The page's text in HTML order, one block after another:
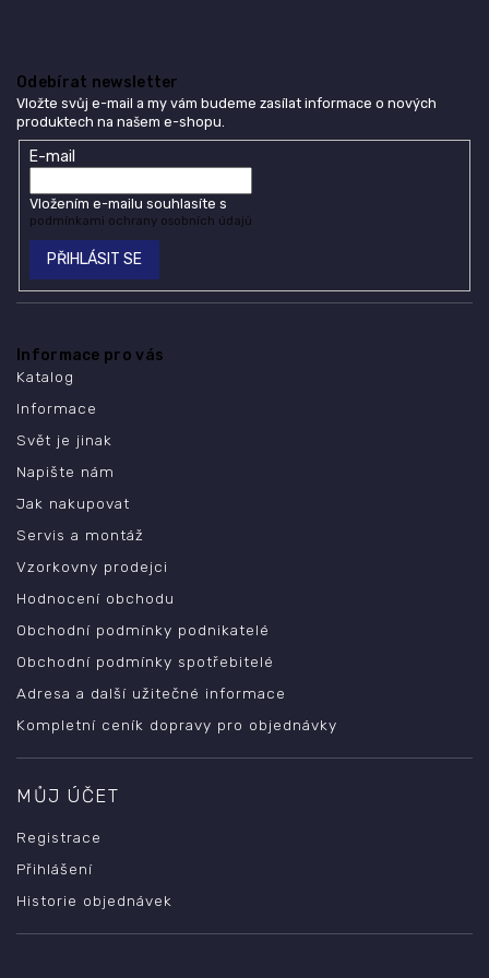
Odebírat newsletter
Vložte svůj e-mail a my vám budeme zasílat informace o nových
produktech na našem e-shopu.
E-mail
Vložením e-mailu souhlasíte s
podmínkami ochrany osobních údajů
PŘIHLÁSIT SE
Informace pro vás
Katalog
Informace
Svět je jinak
Napište nám
Jak nakupovat
Servis a montáž
Vzorkovny prodejci
Hodnocení obchodu
Obchodní podmínky podnikatelé
Obchodní podmínky spotřebitelé
Adresa a další užitečné informace
Kompletní ceník dopravy pro objednávky
MŮJ ÚČET
Registrace
Přihlášení
Historie objednávek